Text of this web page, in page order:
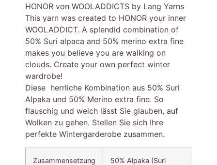
HONOR von WOOLADDICTS by Lang Yarns
This yarn was created to HONOR your inner
WOOLADDICT. A splendid combination of
50% Suri alpaca and 50% merino extra fine
makes you believe you are walking on
clouds. Create your own perfect winter
wardrobe!
Diese herrliche Kombination aus 50% Suri
Alpaka und 50% Merino extra fine. So
flauschig und weich lässt Sie glauben, auf
Wolken zu gehen. Stellen Sie sich Ihre
perfekte Wintergarderobe zusammen.
Zusammensetzung
50% Alpaka (Suri